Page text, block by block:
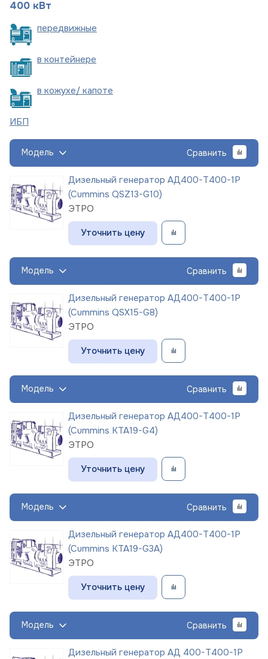
400 кВт
передвижные
в контейнере
в кожухе/ капоте
ИБП
Модель Сравнить
Дизельный генератор АД400-Т400-1Р
(Cummins QSZ13-G10)
ЭТРО
Уточнить цену
Модель Сравнить
Дизельный генератор АД400-Т400-1Р
(Cummins QSX15-G8)
ЭТРО
Уточнить цену
Модель Сравнить
Дизельный генератор АД400-Т400-1Р
(Cummins KTA19-G4)
ЭТРО
Уточнить цену
Модель Сравнить
Дизельный генератор АД400-Т400-1Р
(Cummins KTA19-G3A)
ЭТРО
Уточнить цену
Модель Сравнить
Дизельный генератор АД 400-Т400-1Р